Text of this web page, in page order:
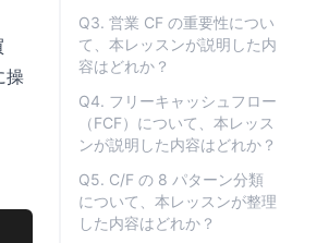
操
Q3. 営業 CF の重要性につい
て、本レッスンが説明した内
容はどれか？
Q4. フリーキャッシュフロー
（FCF）について、本レッス
ンが説明した内容はどれか？
Q5. C/F の 8 パターン分類
について、本レッスンが整理
した内容はどれか？